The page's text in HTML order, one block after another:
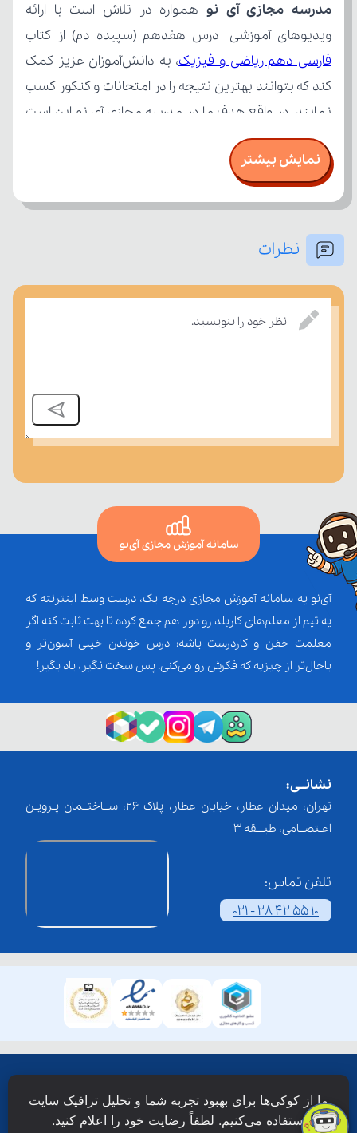
مدرسه مجازی آی نو
ویدیوهای آموزشی درس هفدهم (سپیده دم) از کتاب
فارسی دهم ریاضی و فیزیک
بسنجند.
نمایش بیشتر
نظرات
نظر خود را بنویسید.
سامانه آموزش مجازی آی‌نو
آی‌نو یه سامانه آموزش مجازی درجه یک، درست وسط اینترنته که
یه تیم از معلم‌‌های کاربلد رو دور هم جمع کرده تا بهت ثابت کنه اگر
معلمت خفن و کاردرست باشه؛ درس خوندن خیلی آسون‌تر و
باحال‌تر از چیزیه که فکرش رو می‌کنی. پس سخت نگیر، یاد بگیر!
نشانــی:
تهران، میدان عطار، خیابان عطار، پلاک 26، ســاختــمان پـرویـن
اعـتصــامی، طبـــقه 3
تلفن تماس:
021 - 28 42 55 10
دانش نویان محفوظ است.
ما از کوکی‌ها برای بهبود تجربه شما و تحلیل ترافیک سایت
استفاده می‌کنیم. لطفاً رضایت خود را اعلام کنید.